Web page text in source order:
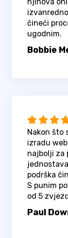
čineći
ugodnim.
Bobbie
Nakon što
izradu
najbolji za
podrška
S punim
od 5
Paul